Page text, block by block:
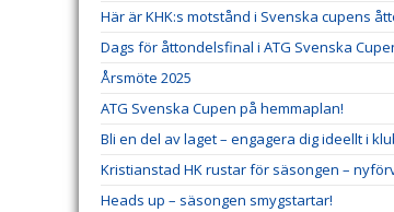
Här är KHK:s motstånd i Svenska cupens
Dags för åttondelsfinal i ATG Svenska
Årsmöte 2025
ATG Svenska Cupen på hemmaplan!
Bli en del av laget – engagera dig ideellt i
Kristianstad HK rustar för säsongen –
Heads up – säsongen smygstartar!